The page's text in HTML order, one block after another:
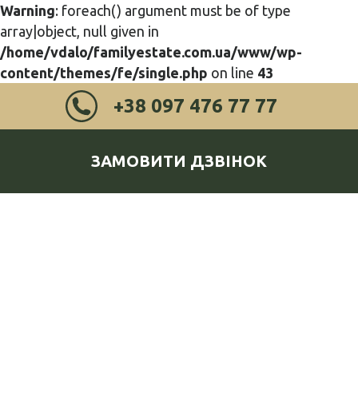
Warning: foreach() argument must be of type
array|object, null given in
/home/vdalo/familyestate.com.ua/www/wp-
content/themes/fe/single.php on line 43
+38 097 476 77 77
ЗАМОВИТИ ДЗВІНОК